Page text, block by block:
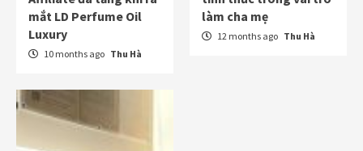
mắt LD Perfume Oil
Luxury
10 months ago Thu Hà
làm cha mẹ
12 months ago Thu Hà